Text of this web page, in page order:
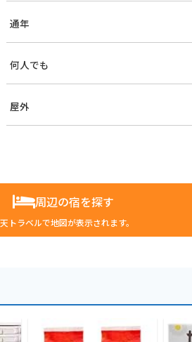
通年
何人でも
屋外
周辺の宿を探す
トラベルで地図が表示されます。